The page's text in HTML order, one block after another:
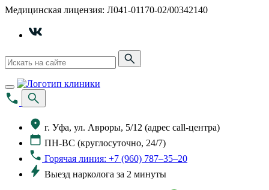
Медицинская лицензия: Л041-01170-02/00342140
г. Уфа, ул. Авроры, 5/12 (адрес call-центра)
ПН-ВС (круглосуточно, 24/7)
Горячая линия: +7 (960) 787–35–20
Выезд нарколога за 2 минуты